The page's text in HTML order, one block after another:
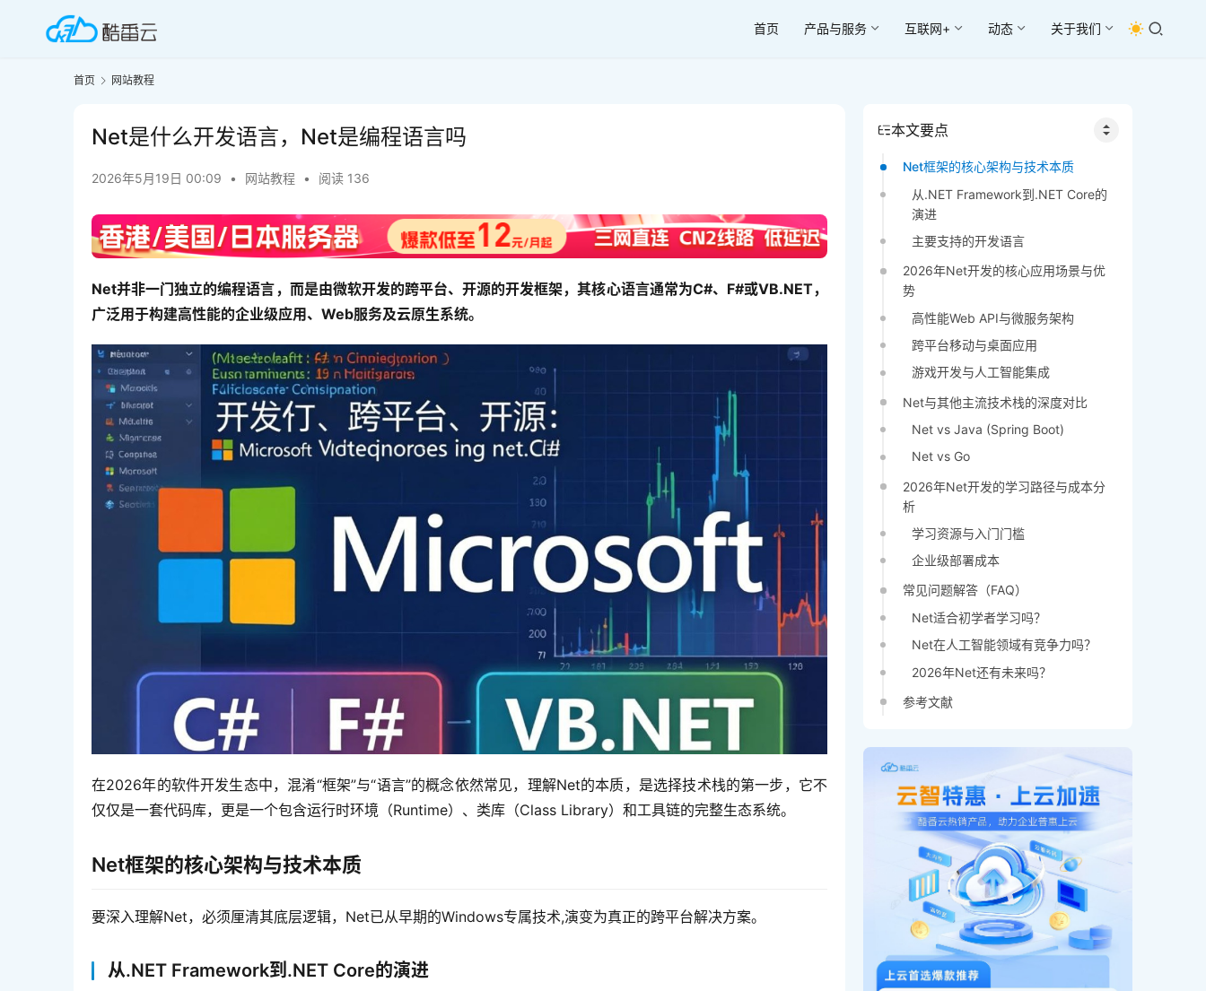
首页 产品与服务 互联网+ 动态 关于我们
首页 网站教程
Net是什么开发语言，Net是编程语言吗
2026年5月19日 00:09 • 网站教程 • 阅读 136
Net并非一门独立的编程语言，而是由微软开发的跨平台、开源的开发框架，其核心语言通常为C#、F#或VB.NET，
广泛用于构建高性能的企业级应用、Web服务及云原生系统。
在2026年的软件开发生态中，混淆“框架”与“语言”的概念依然常见，理解Net的本质，是选择技术栈的第一步，它不
仅仅是一套代码库，更是一个包含运行时环境（Runtime）、类库（Class Library）和工具链的完整生态系统。
Net框架的核心架构与技术本质
要深入理解Net，必须厘清其底层逻辑，Net已从早期的Windows专属技术,演变为真正的跨平台解决方案。
从.NET Framework到.NET Core的演进
本文要点
Net框架的核心架构与技术本质
从.NET Framework到.NET Core的
演进
主要支持的开发语言
2026年Net开发的核心应用场景与优
势
高性能Web API与微服务架构
跨平台移动与桌面应用
游戏开发与人工智能集成
Net与其他主流技术栈的深度对比
Net vs Java (Spring Boot)
Net vs Go
2026年Net开发的学习路径与成本分
析
学习资源与入门门槛
企业级部署成本
常见问题解答（FAQ）
Net适合初学者学习吗？
Net在人工智能领域有竞争力吗？
2026年Net还有未来吗？
参考文献